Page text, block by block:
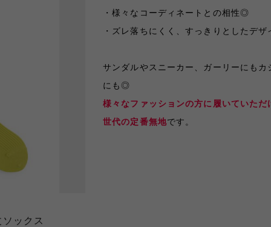
ックス
・様々なコーディネートとの相性◎
・ズレ落ちにくく、すっきりとしたデザ
サンダルやスニーカー、ガーリーにもカ
にも◎
様々なファッションの方に履いていただ
世代の定番無地です。